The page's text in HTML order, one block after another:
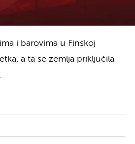
i barovima u Finskoj
a ta se zemlja priključila